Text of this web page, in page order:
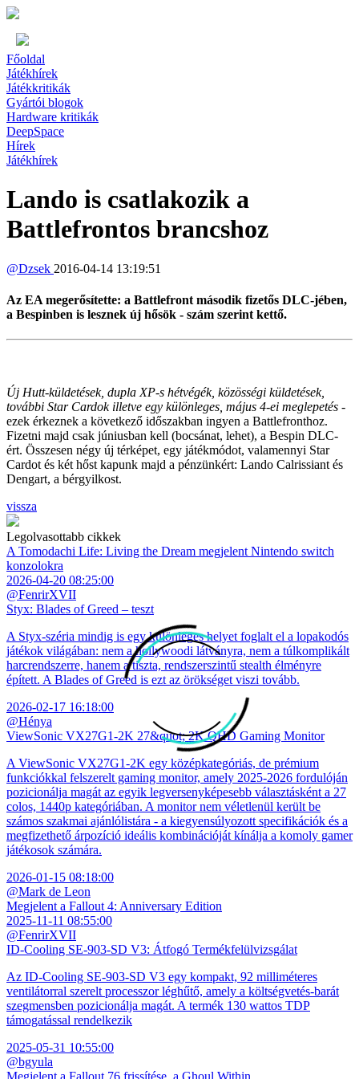
Főoldal
Játékhírek
Játékkritikák
Gyártói blogok
Hardware kritikák
DeepSpace
Hírek
Játékhírek
Lando is csatlakozik a
Battlefrontos brancshoz
@Dzsek 2016-04-14 13:19:51
Az EA megerősítette: a Battlefront második fizetős DLC-jében,
a Bespinben is lesznek új hősök - szám szerint kettő.
Új Hutt-küldetések, dupla XP-s hétvégék, közösségi küldetések,
további Star Cardok illetve egy különleges, május 4-ei meglepetés -
ezek érkeznek a következő időszakban ingyen a Battlefronthoz.
Fizetni majd csak júniusban kell (bocsánat, lehet), a Bespin DLC-
ért. Összesen négy új térképet, egy játékmódot, valamennyi Star
Cardot és két hőst kapunk majd a pénzünkért: Lando Calrissiant és
Dengart, a bérgyilkost.
vissza
Legolvasottabb cikkek
A Tomodachi Life: Living the Dream megjelent Nintendo switch
konzolokra
2026-04-20 08:25:00
@FenrirXVII
Styx: Blades of Greed – teszt
A Styx-széria mindig is egy különleges helyet foglalt el a lopakodós
játékok világában: nem a hollywoodi látványra, nem a túlkomplikált
harcrendszerre, hanem a tiszta, rendszerszintű stealth élményre
épített. A Blades of Greed is ezt az örökséget viszi tovább.
2026-02-17 16:18:00
@Hénya
ViewSonic VX27G1-2K 27&quot; 2K QHD Gaming Monitor
A ViewSonic VX27G1-2K egy középkategóriás, de prémium
funkciókkal felszerelt gaming monitor, amely 2025-2026 fordulóján
pozicionálja magát az egyik legversenyképesebb választásként a 27
colos, 1440p kategóriában. A monitor nem véletlenül került be
számos szakmai ajánlólistára - a kiegyensúlyozott specifikációk és a
megfizethető árpozíció ideális kombinációját kínálja a komoly gamer
játékosok számára.
2026-01-15 08:18:00
@Mark de Leon
Megjelent a Fallout 4: Anniversary Edition
2025-11-11 08:55:00
@FenrirXVII
ID-Cooling SE-903-SD V3: Átfogó Termékfelülvizsgálat
Az ID-Cooling SE-903-SD V3 egy kompakt, 92 milliméteres
ventilátorral szerelt processzor léghűtő, amely a költségvetés-barát
szegmensben pozicionálja magát. A termék 130 wattos TDP
támogatással rendelkezik
2025-05-31 10:55:00
@bgyula
Megjelent a Fallout 76 frissítése, a Ghoul Within